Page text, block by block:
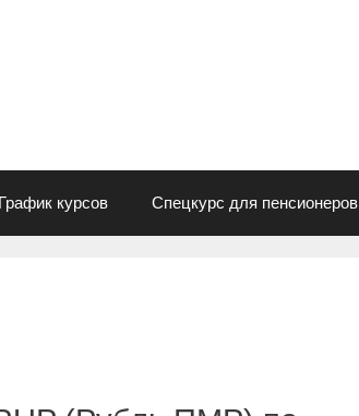
График курсов Спецкурс для пенсионеров